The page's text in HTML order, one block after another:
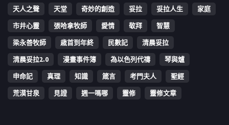
天人之聲
天堂 奇妙的創造 妥拉 妥拉人生
家庭
市井心靈
張哈拿牧師 愛情 敬拜
智慧
梁永善牧師
歳首到年終 民數記
清晨妥拉
清晨妥拉2.0
漫畫事件簿 為以色列代禱
琴與爐
申命記
真理 知識 箴言 考門夫人
聖經
荒漠甘泉
見證 週一嗎哪 靈修 靈修文章